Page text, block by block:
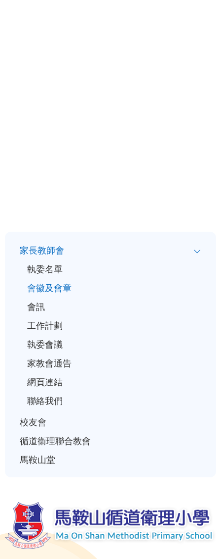
家長教師會
執委名單
會徽及會章
會訊
工作計劃
執委會議
家教會通告
網頁連結
聯絡我們
校友會
循道衞理聯合教會
馬鞍山堂